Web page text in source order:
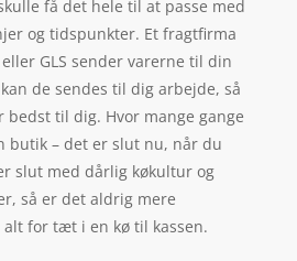
få det hele til at passe med
og tidspunkter. Et fragtfirma
GLS sender varerne til din
de sendes til dig arbejde, så
til dig. Hvor mange gange
butik – det er slut nu, når du
slut med dårlig køkultur og
så er det aldrig mere
alt for tæt i en kø til kassen.